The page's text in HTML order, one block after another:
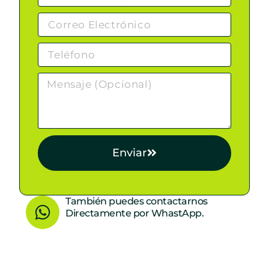
Enviar
W
h
También puedes contactarnos
Directamente por WhastApp.